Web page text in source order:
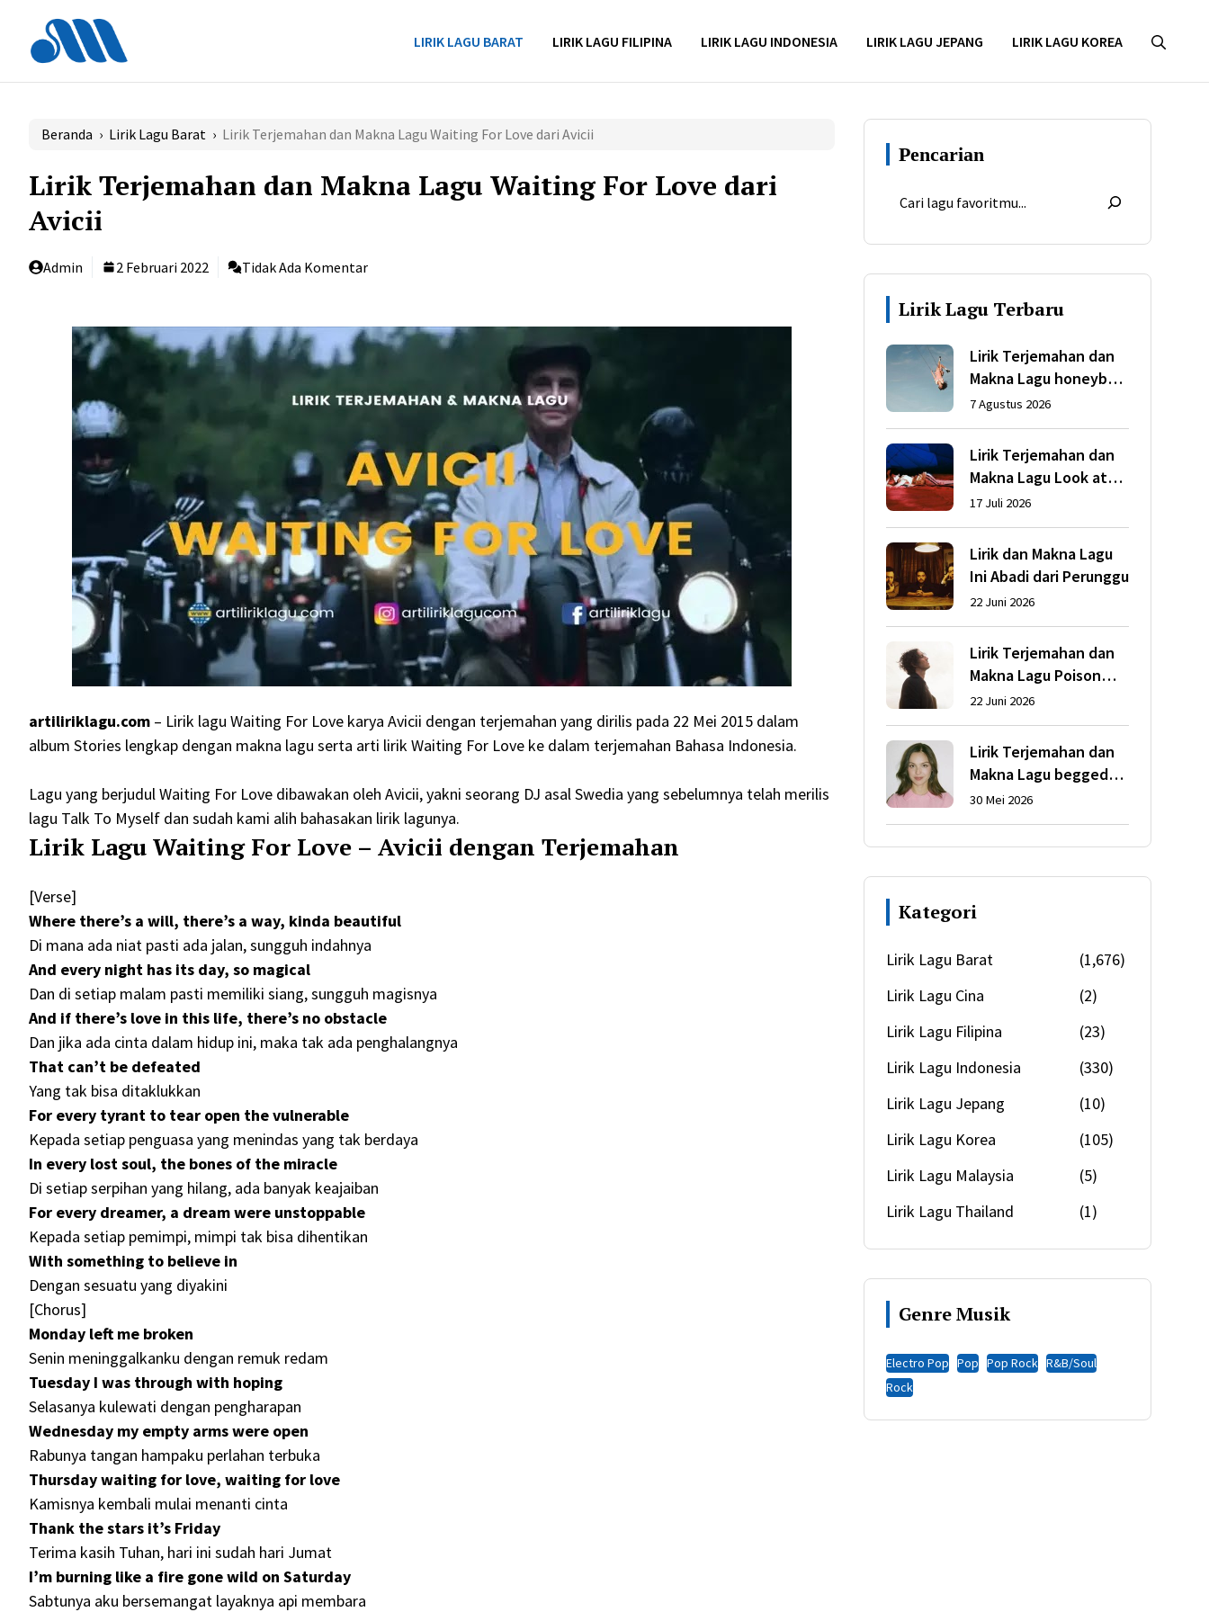
LIRIK LAGU BARAT LIRIK LAGU FILIPINA LIRIK LAGU INDONESIA LIRIK LAGU JEPANG LIRIK LAGU KOREA
Beranda › Lirik Lagu Barat › Lirik Terjemahan dan Makna Lagu Waiting For Love dari Avicii
Lirik Terjemahan dan Makna Lagu Waiting For Love dari
Avicii
Admin 2 Februari 2022 Tidak Ada Komentar
artiliriklagu.com – Lirik lagu Waiting For Love karya Avicii dengan terjemahan yang dirilis pada 22 Mei 2015 dalam
album Stories lengkap dengan makna lagu serta arti lirik Waiting For Love ke dalam terjemahan Bahasa Indonesia.
Lagu yang berjudul Waiting For Love dibawakan oleh Avicii, yakni seorang DJ asal Swedia yang sebelumnya telah merilis
lagu Talk To Myself dan sudah kami alih bahasakan lirik lagunya.
Lirik Lagu Waiting For Love – Avicii dengan Terjemahan
[Verse]
Where there’s a will, there’s a way, kinda beautiful
Di mana ada niat pasti ada jalan, sungguh indahnya
And every night has its day, so magical
Dan di setiap malam pasti memiliki siang, sungguh magisnya
And if there’s love in this life, there’s no obstacle
Dan jika ada cinta dalam hidup ini, maka tak ada penghalangnya
That can’t be defeated
Yang tak bisa ditaklukkan
For every tyrant to tear open the vulnerable
Kepada setiap penguasa yang menindas yang tak berdaya
In every lost soul, the bones of the miracle
Di setiap serpihan yang hilang, ada banyak keajaiban
For every dreamer, a dream were unstoppable
Kepada setiap pemimpi, mimpi tak bisa dihentikan
With something to believe in
Dengan sesuatu yang diyakini
[Chorus]
Monday left me broken
Senin meninggalkanku dengan remuk redam
Tuesday I was through with hoping
Selasanya kulewati dengan pengharapan
Wednesday my empty arms were open
Rabunya tangan hampaku perlahan terbuka
Thursday waiting for love, waiting for love
Kamisnya kembali mulai menanti cinta
Thank the stars it’s Friday
Terima kasih Tuhan, hari ini sudah hari Jumat
I’m burning like a fire gone wild on Saturday
Sabtunya aku bersemangat layaknya api membara
Pencarian
Lirik Lagu Terbaru
Lirik Terjemahan dan
Makna Lagu honeybee
dari Olivia Rodrigo
7 Agustus 2026
Lirik Terjemahan dan
Makna Lagu Look at
My Life dari Gracie
Abrams
17 Juli 2026
Lirik dan Makna Lagu
Ini Abadi dari Perunggu
22 Juni 2026
Lirik Terjemahan dan
Makna Lagu Poison
dari Dean Lewis
22 Juni 2026
Lirik Terjemahan dan
Makna Lagu begged
dari Olivia Rodrigo
30 Mei 2026
Kategori
Lirik Lagu Barat
(1,676)
Lirik Lagu Cina
(2)
Lirik Lagu Filipina
(23)
Lirik Lagu Indonesia
(330)
Lirik Lagu Jepang
(10)
Lirik Lagu Korea
(105)
Lirik Lagu Malaysia
(5)
Lirik Lagu Thailand
(1)
Genre Musik
Electro Pop Pop Pop Rock R&B/Soul
Rock